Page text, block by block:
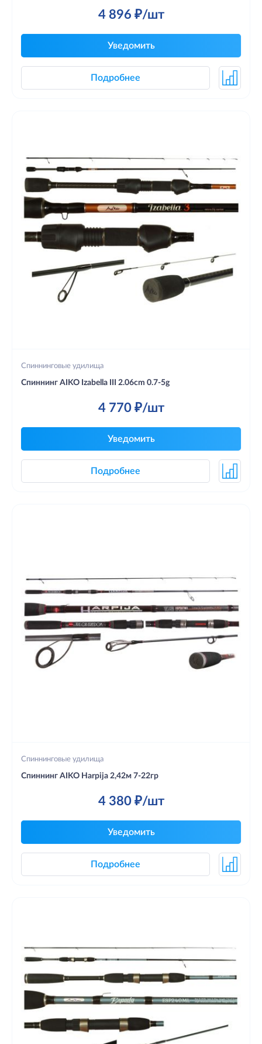
4 896 ₽/шт
Уведомить
Подробнее
Спиннинговые удилища
Спиннинг AIKO Izabella III 2.06cm 0.7-5g
4 770 ₽/шт
Уведомить
Подробнее
Спиннинговые удилища
Спиннинг AIKO Harpija 2,42м 7-22гр
4 380 ₽/шт
Уведомить
Подробнее